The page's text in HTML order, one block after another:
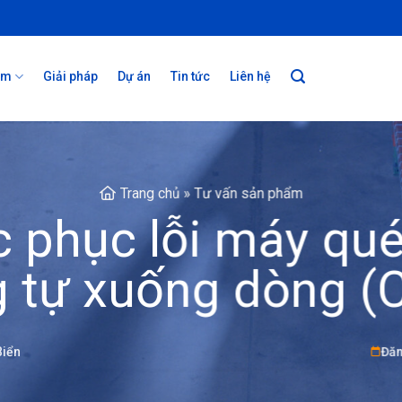
Giải pháp Dự án Tin tức Liên hệ
Trang chủ »Tư vấn sản phẩm
phục lỗi máy
tự xuống dòng